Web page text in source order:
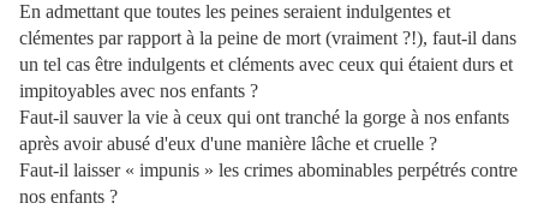
En admettant que toutes les peines seraient indulgentes et
clémentes par rapport à la peine de mort (vraiment ?!), faut-il dans
un tel cas être indulgents et cléments avec ceux qui étaient durs et
impitoyables avec nos enfants ?
Faut-il sauver la vie à ceux qui ont tranché la gorge à nos enfants
après avoir abusé d'eux d'une manière lâche et cruelle ?
Faut-il laisser « impunis » les crimes abominables perpétrés contre
nos enfants ?